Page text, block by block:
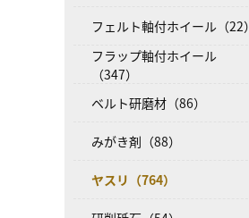
フェルト軸付ホイール（22）
フラップ軸付ホイール
（347）
ベルト研磨材（86）
みがき剤（88）
ヤスリ（764）